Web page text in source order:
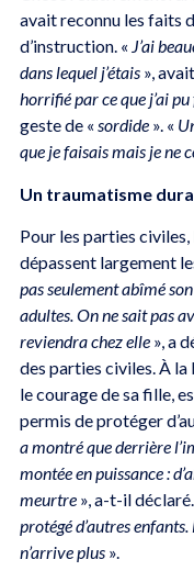
avait reconnu les faits
d’instruction. « J’ai
dans lequel j’étais»,
horrifié par ce que j’ai
geste de « sordide». «
que je faisais mais je ne
Un traumatisme
Pour les parties civiles,
dépassent largement
pas seulement abîmé
adultes. On ne sait pas
reviendra chez elle», a
des parties civiles. À la
le courage de sa fille,
permis de protéger
a montré que derrière
montée en puissance :
meurtre», a-t-il déclaré.
protégé d’autres
n’arrive plus».